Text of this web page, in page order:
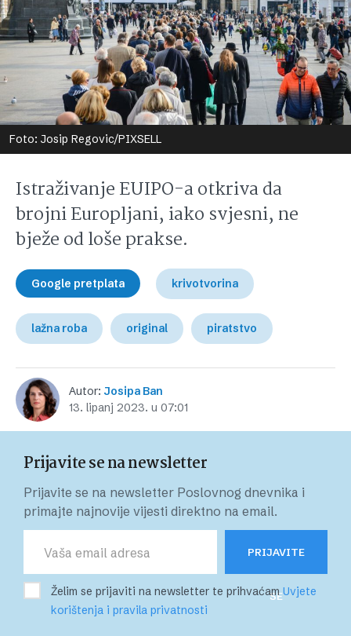
Foto: Josip Regovic/PIXSELL
Istraživanje EUIPO-a otkriva da
brojni Europljani, iako svjesni, ne
bježe od loše prakse.
Google pretplata krivotvorina
lažna roba original piratstvo
Autor: Josipa Ban
13. lipanj 2023. u 07:01
Prijavite se na newsletter
Prijavite se na newsletter Poslovnog dnevnika i
primajte najnovije vijesti direktno na email.
PRIJAVITE
SE
Želim se prijaviti na newsletter te prihvaćamUvjete
korištenja i pravila privatnosti